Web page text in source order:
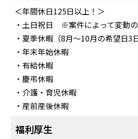
＜年間休日125日以上！＞
・土日祝日 ※案件によって変動
・夏季休暇（8月〜10月の希望日3日
・年末年始休暇
・有給休暇
・慶弔休暇
・介護・育児休暇
・産前産後休暇
福利厚生